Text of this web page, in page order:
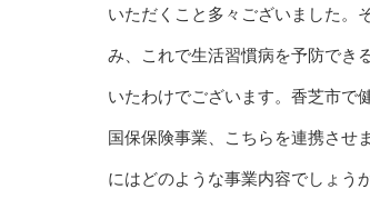
いただくこと多々ございました。
み、これで生活習慣病を予防でき
いたわけでございます。香芝市で
国保保険事業、こちらを連携させ
にはどのような事業内容でしょう